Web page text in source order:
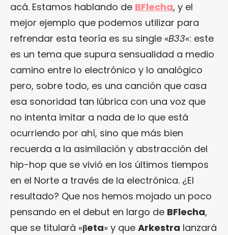
acá. Estamos hablando de BFlecha, y el
mejor ejemplo que podemos utilizar para
refrendar esta teoría es su single «B33«: este
es un tema que supura sensualidad a medio
camino entre lo electrónico y lo analógico
pero, sobre todo, es una canción que casa
esa sonoridad tan lúbrica con una voz que
no intenta imitar a nada de lo que está
ocurriendo por ahí, sino que más bien
recuerda a la asimilación y abstracción del
hip-hop que se vivió en los últimos tiempos
en el Norte a través de la electrónica. ¿El
resultado? Que nos hemos mojado un poco
pensando en el debut en largo de BFlecha,
que se titulará «βeta» y que Arkestra lanzará